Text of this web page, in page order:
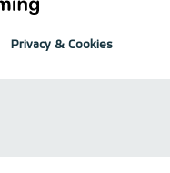
Privacy & Cookies